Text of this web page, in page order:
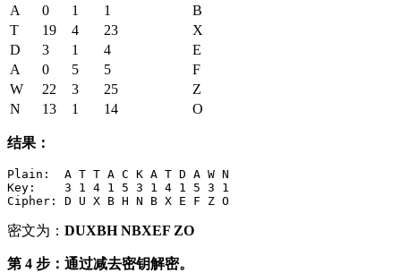
A
0 1 1
B
T
19 4 23
X
D
3 1 4
E
A
0 5 5
F
W
22 3 25
Z
N
13 1 14 O
结果：
Plain:  A T T A C K A T D A W N
Key:    3 1 4 1 5 3 1 4 1 5 3 1
密文为： DUXBH NBXEF ZO
第 4 步：通过减去密钥解密。